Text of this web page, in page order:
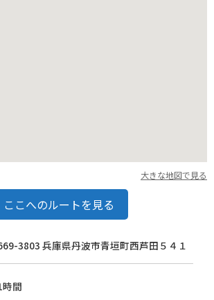
大きな地図で見る
ここへのルートを見る
3803 兵庫県丹波市青垣町西芦田５４１
時間